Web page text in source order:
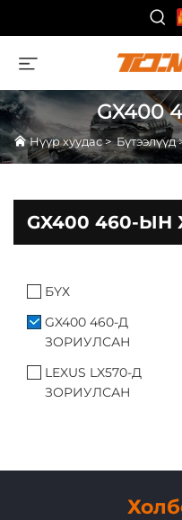
GX400
Нүүр хуудас>Бүтээлүүд
GX400 460-ЫН
БҮХ
GX400 460-Д
ЗОРИУЛСАН
LEXUS LX570-Д
ЗОРИУЛСАН